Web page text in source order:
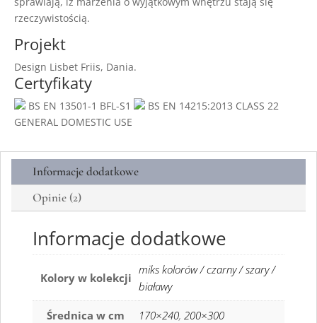
rzeczywistością.
Projekt
Design Lisbet Friis, Dania.
Certyfikaty
BS EN 13501-1 BFL-S1
BS EN 14215:2013 CLASS 22
GENERAL DOMESTIC USE
Informacje dodatkowe
Opinie (2)
Informacje dodatkowe
Kolory w kolekcji
miks kolorów / czarny / szary /
białawy
Średnica w cm 170×240, 200×300